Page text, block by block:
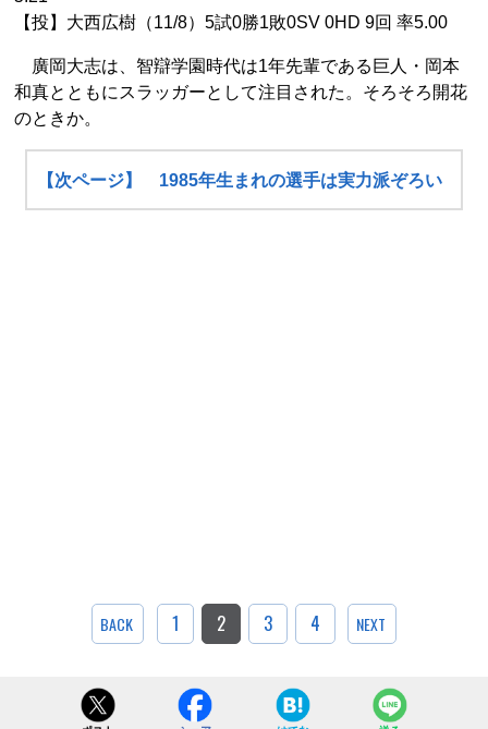
【投】大西広樹（11/8）5試0勝1敗0SV 0HD 9回 率5.00
廣岡大志は、智辯学園時代は1年先輩である巨人・岡本
和真とともにスラッガーとして注目された。そろそろ開花
のときか。
【次ページ】 1985年生まれの選手は実力派ぞろい
BACK 1 2 3 4 NEXT